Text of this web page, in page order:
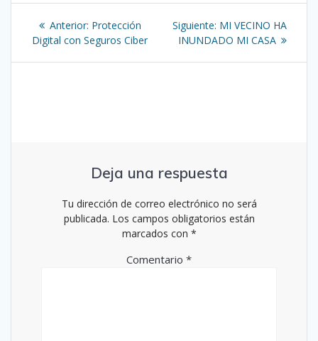
Navegación
de
Anterior: Entrada
anterior:
Protección
Digital con Seguros Ciber
Siguiente: Siguiente
entrada:
MI VECINO HA
INUNDADO MI CASA
Deja una respuesta
Tu dirección de correo electrónico no será
publicada. Los campos obligatorios están
marcados con *
Comentario *